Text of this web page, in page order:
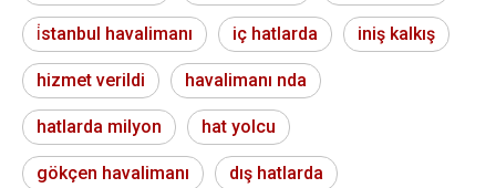
i̇stanbul havalimanı iç hatlarda iniş kalkış
hizmet verildi havalimanı nda
hatlarda milyon hat yolcu
gökçen havalimanı dış hatlarda